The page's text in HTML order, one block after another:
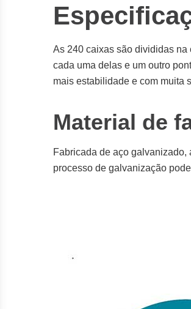
As 240 caixas são divididas na
cada uma delas e um outro
mais estabilidade e com muita
Material de
Fabricada de aço galvanizado,
processo de galvanização